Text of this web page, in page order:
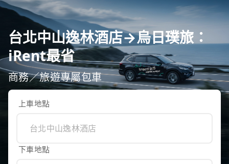
台北中山逸林酒店→烏日璞旅：
iRent最省
商務／旅遊專屬包車
上車地點
下車地點